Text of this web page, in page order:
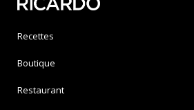
Recettes
Boutique
Restaurant